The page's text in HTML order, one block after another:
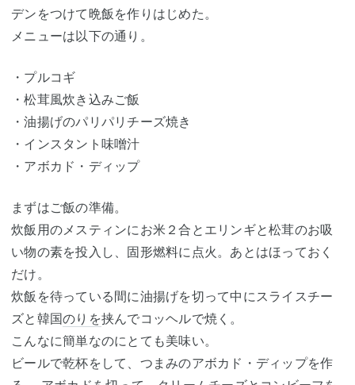
デンをつけて晩飯を作りはじめた。
メニューは以下の通り。
・プルコギ
・松茸風炊き込みご飯
・油揚げのパリパリチーズ焼き
・インスタント味噌汁
・アボカド・ディップ
まずはご飯の準備。
炊飯用のメスティンにお米２合とエリンギと松茸のお吸
い物の素を投入し、固形燃料に点火。あとはほっておく
だけ。
炊飯を待っている間に油揚げを切って中にスライスチー
ズと韓国のりを挟んでコッヘルで焼く。
こんなに簡単なのにとても美味い。
ビールで乾杯をして、つまみのアボカド・ディップを作